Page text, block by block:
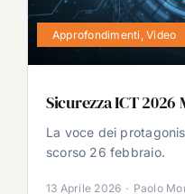
Approfondimenti ,Video
Sicurezza ICT 2026
La voce dei
scorso 26 febbraio.
13 Aprile 2026 · Paolo